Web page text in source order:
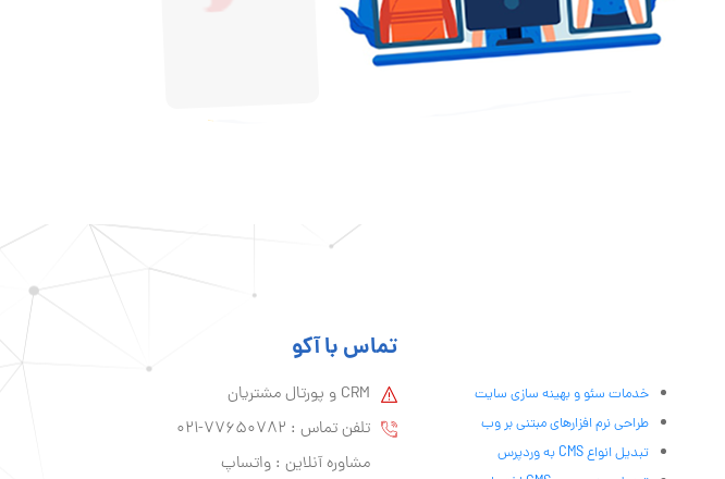
خدمات سئو و بهینه سازی سایت
طراحی نرم افزارهای مبتنی بر وب
تبدیل انواع CMS به وردپرس
تماس با آکو
CRM و پورتال مشتریان
تلفن تماس :‌ 77650782-021
مشاوره آنلاین : واتساپ